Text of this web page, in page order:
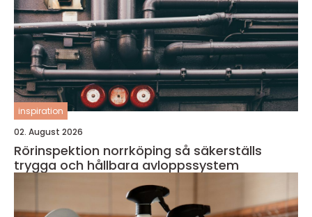
inspiration
02. August 2026
Rörinspektion norrköping så säkerställs
trygga och hållbara avloppssystem